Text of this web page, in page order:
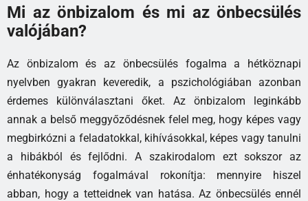
Mi az önbizalom és mi az önbecsülés
valójában?
Az önbizalom és az önbecsülés fogalma a hétköznapi
nyelvben gyakran keveredik, a pszichológiában azonban
érdemes különválasztani őket. Az önbizalom leginkább
annak a belső meggyőződésnek felel meg, hogy képes vagy
megbirkózni a feladatokkal, kihívásokkal, képes vagy tanulni
a hibákból és fejlődni. A szakirodalom ezt sokszor az
énhatékonyság fogalmával rokonítja: mennyire hiszel
abban, hogy a tetteidnek van hatása. Az önbecsülés ennél